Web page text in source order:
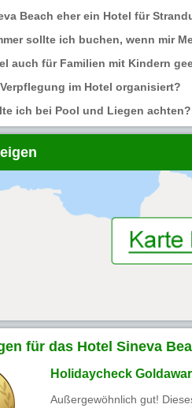
Beach eher ein Hotel für
sollte ich buchen, wenn mir
auch für Familien mit Kindern
im Hotel organisiert?
ich bei Pool und Liegen achten?
für das Hotel Sineva
Holidaycheck
Außergewöhnlich gut!